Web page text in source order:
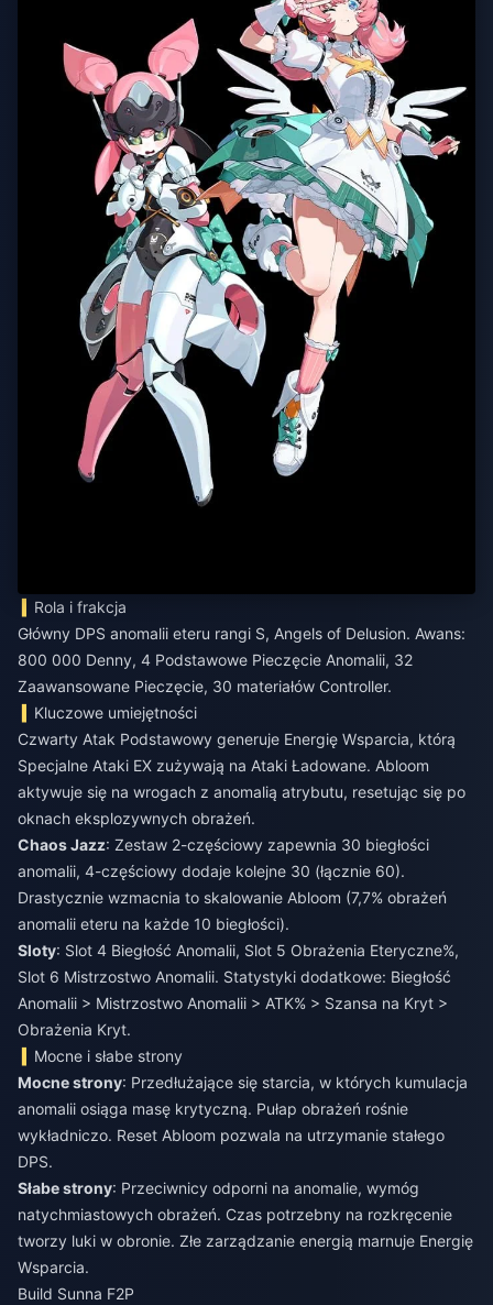
Rola i frakcja
Główny DPS anomalii eteru rangi S, Angels of Delusion. Awans:
800 000 Denny, 4 Podstawowe Pieczęcie Anomalii, 32
Zaawansowane Pieczęcie, 30 materiałów Controller.
Kluczowe umiejętności
Czwarty Atak Podstawowy generuje Energię Wsparcia, którą
Specjalne Ataki EX zużywają na Ataki Ładowane. Abloom
aktywuje się na wrogach z anomalią atrybutu, resetując się po
oknach eksplozywnych obrażeń.
Chaos Jazz: Zestaw 2-częściowy zapewnia 30 biegłości
anomalii, 4-częściowy dodaje kolejne 30 (łącznie 60).
Drastycznie wzmacnia to skalowanie Abloom (7,7% obrażeń
anomalii eteru na każde 10 biegłości).
Sloty: Slot 4 Biegłość Anomalii, Slot 5 Obrażenia Eteryczne%,
Slot 6 Mistrzostwo Anomalii. Statystyki dodatkowe: Biegłość
Anomalii > Mistrzostwo Anomalii > ATK% > Szansa na Kryt >
Obrażenia Kryt.
Mocne i słabe strony
Mocne strony: Przedłużające się starcia, w których kumulacja
anomalii osiąga masę krytyczną. Pułap obrażeń rośnie
wykładniczo. Reset Abloom pozwala na utrzymanie stałego
DPS.
Słabe strony: Przeciwnicy odporni na anomalie, wymóg
natychmiastowych obrażeń. Czas potrzebny na rozkręcenie
tworzy luki w obronie. Złe zarządzanie energią marnuje Energię
Wsparcia.
Build Sunna F2P